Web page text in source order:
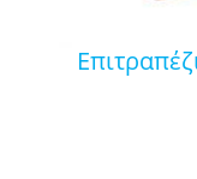
επιτραπέζιο σκάκι – ντάμα – τάβλι